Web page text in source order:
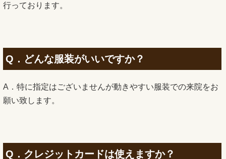
行っております。
Q．どんな服装がいいですか？
A．特に指定はございませんが動きやすい服装での来院をお
願い致します。
Q．クレジットカードは使えますか？